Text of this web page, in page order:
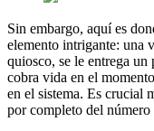
Sin embargo, aquí es
elemento intrigante: una
quiosco, se le entrega
cobra vida en el
en el sistema. Es crucial
por completo del